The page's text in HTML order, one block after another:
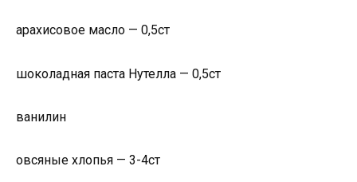
арахисовое масло — 0,5ст
шоколадная паста Нутелла — 0,5ст
ванилин
овсяные хлопья — 3-4ст